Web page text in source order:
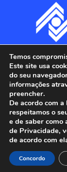
ANFIP -
Temos
Este site usa
do seu
informações
preencher.
De acordo com
respeitamos o
e de saber como
de Privacidade,
de acordo com
Concordo